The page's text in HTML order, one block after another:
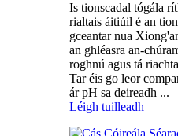
Is tionscadal tógála
rialtais áitiúil é an
gceantar nua
an ghléasra an-
roghnú agus tá
Tar éis go leor
ár pH sa deireadh ...
Léigh tuilleadh